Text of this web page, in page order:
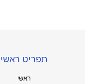
תפריט ראשי
ראשי